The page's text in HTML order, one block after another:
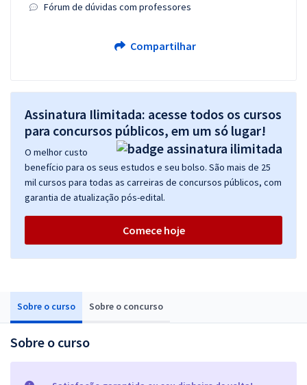
Sobre o curso Sobre o concurso
Sobre o curso
Fórum de dúvidas com professores
Compartilhar
Assinatura Ilimitada: acesse todos os cursos
para concursos públicos, em um só lugar!
O melhor custo
benefício para os seus estudos e seu bolso. São mais de 25
mil cursos para todas as carreiras de concursos públicos, com
garantia de atualização pós-edital.
Comece hoje